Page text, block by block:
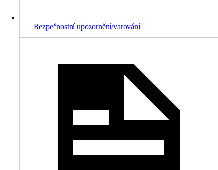
Bezpečnostní upozornění/varování